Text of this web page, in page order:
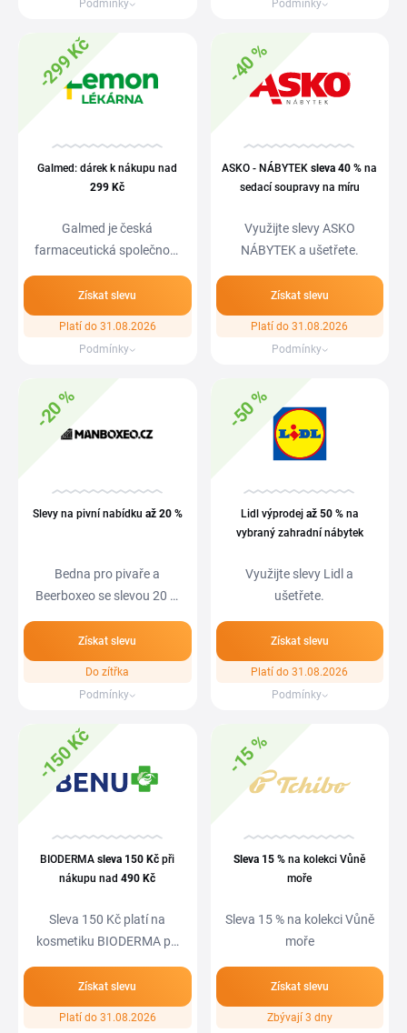
Podmínky Podmínky
-299 Kč
Galmed: dárek k nákupu nad
299 Kč
Galmed je česká
farmaceutická společnost
Získat slevu
Platí do 31.08.2026
Podmínky
-40 %
ASKO - NÁBYTEKsleva 40 % na
sedací soupravy na míru
Využijte slevy ASKO
NÁBYTEK a ušetřete.
Získat slevu
Platí do 31.08.2026
Podmínky
-20 %
Slevy na pivní nabídku až 20 %
Bedna pro pivaře a
Beerboxeo se slevou 20 %
Získat slevu
Do zítřka
Podmínky
-50 %
Lidl výprodej až 50 %na
vybraný zahradní nábytek
Využijte slevy Lidl a
ušetřete.
Získat slevu
Platí do 31.08.2026
Podmínky
-150 Kč
BIODERMAsleva 150 Kč při
nákupu nad490 Kč
Sleva 150 Kč platí na
kosmetiku BIODERMA při
Získat slevu
Platí do 31.08.2026
-15 %
Sleva 15 % na kolekci Vůně
moře
Sleva 15 % na kolekci Vůně
moře
Získat slevu
Zbývají 3 dny